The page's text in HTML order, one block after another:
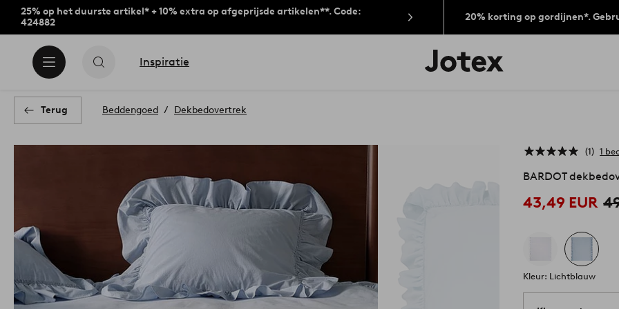
25% op het duurste artikel* + 10% extra op afgeprijsde artikelen**. Code:
424882
20% korting op gordijnen*.
Inspiratie
Jotex
logo
Terug Beddengoed Dekbedovertrek
1 1
BARDOT
43,49 EUR
Kleur: Lichtblauw